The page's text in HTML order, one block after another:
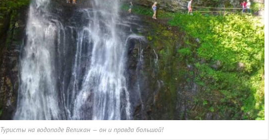
Туристы на водопаде Великан — он и правда большой!